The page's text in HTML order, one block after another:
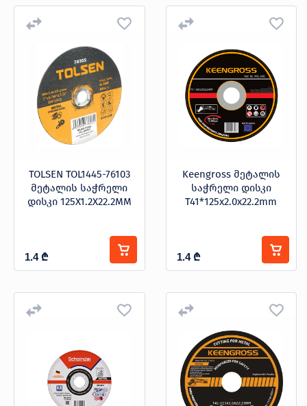
TOLSEN TOL1445-76103
მეტალის საჭრელი
დისკი 125X1.2X22.2MM
1.4 ₾
Keengross მეტალის
საჭრელი დისკი
T41*125x2.0x22.2mm
1.4 ₾